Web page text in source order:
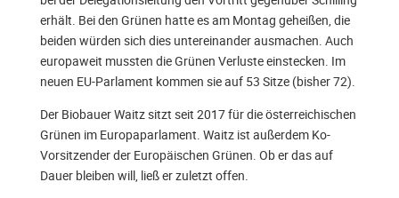
erhält. Bei den Grünen hatte es am Montag geheißen, die
beiden würden sich dies untereinander ausmachen. Auch
europaweit mussten die Grünen Verluste einstecken. Im
neuen EU-Parlament kommen sie auf 53 Sitze (bisher 72).
Der Biobauer Waitz sitzt seit 2017 für die österreichischen
Grünen im Europaparlament. Waitz ist außerdem Ko-
Vorsitzender der Europäischen Grünen. Ob er das auf
Dauer bleiben will, ließ er zuletzt offen.